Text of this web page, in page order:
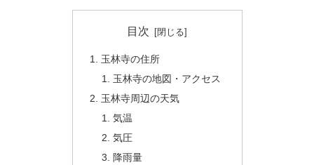
目次
玉林寺の住所
玉林寺の地図・アクセス
玉林寺周辺の天気
気温
気圧
降雨量